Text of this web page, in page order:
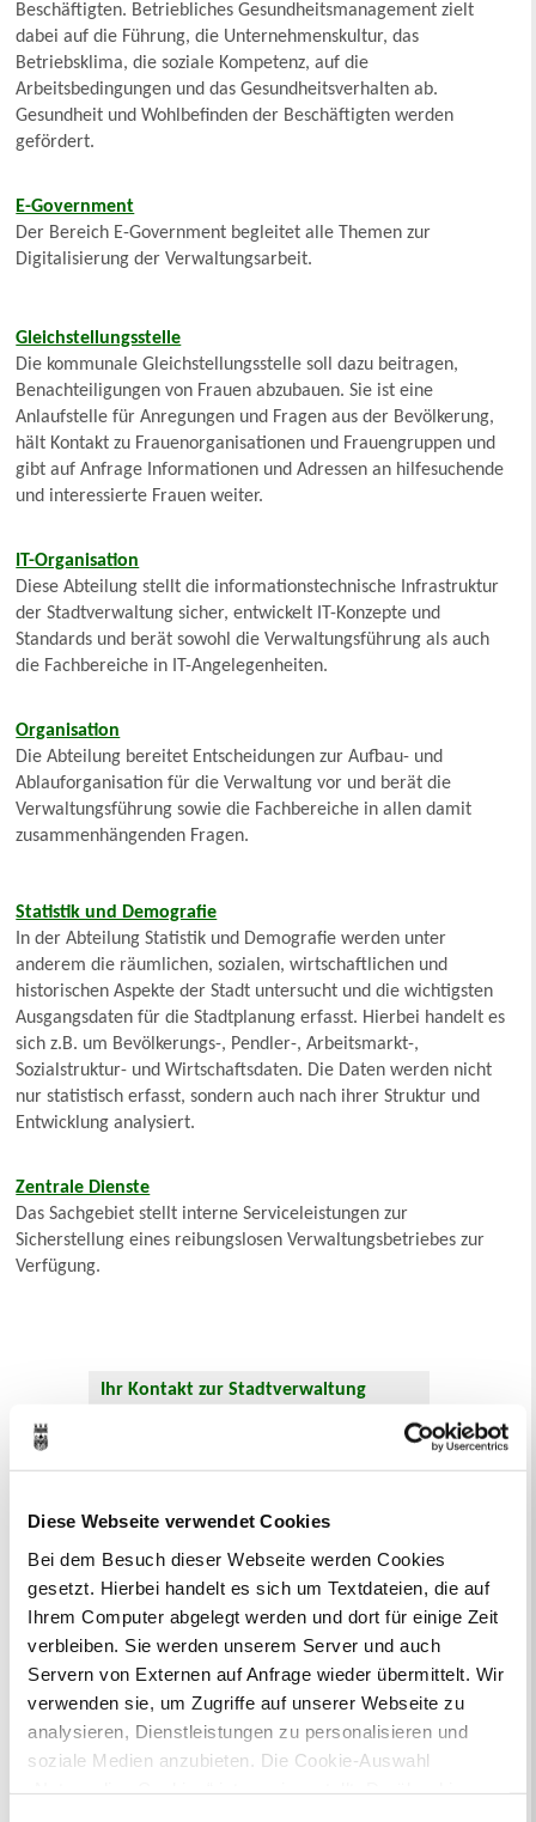
Diese Webseite verwendet Cookies
Bei dem Besuch dieser Webseite werden Cookies
gesetzt. Hierbei handelt es sich um Textdateien, die auf
Ihrem Computer abgelegt werden und dort für einige Zeit
verbleiben. Sie werden unserem Server und auch
Servern von Externen auf Anfrage wieder übermittelt. Wir
verwenden sie, um Zugriffe auf unserer Webseite zu
analysieren, Dienstleistungen zu personalisieren und
soziale Medien anzubieten. Die Cookie-Auswahl
Beschäftigten. Betriebliches Gesundheitsmanagement zielt
dabei auf die Führung, die Unternehmenskultur, das
Betriebsklima, die soziale Kompetenz, auf die
Arbeitsbedingungen und das Gesundheitsverhalten ab.
Gesundheit und Wohlbefinden der Beschäftigten werden
gefördert.
E-Government
Der Bereich E-Government begleitet alle Themen zur
Digitalisierung der Verwaltungsarbeit.
Gleichstellungsstelle
Die kommunale Gleichstellungsstelle soll dazu beitragen,
Benachteiligungen von Frauen abzubauen. Sie ist eine
Anlaufstelle für Anregungen und Fragen aus der Bevölkerung,
hält Kontakt zu Frauenorganisationen und Frauengruppen und
gibt auf Anfrage Informationen und Adressen an hilfesuchende
und interessierte Frauen weiter.
IT-Organisation
Diese Abteilung stellt die informationstechnische Infrastruktur
der Stadtverwaltung sicher, entwickelt IT-Konzepte und
Standards und berät sowohl die Verwaltungsführung als auch
die Fachbereiche in IT-Angelegenheiten.
Organisation
Die Abteilung bereitet Entscheidungen zur Aufbau- und
Ablauforganisation für die Verwaltung vor und berät die
Verwaltungsführung sowie die Fachbereiche in allen damit
zusammenhängenden Fragen.
Statistik und Demografie
In der Abteilung Statistik und Demografie werden unter
anderem die räumlichen, sozialen, wirtschaftlichen und
historischen Aspekte der Stadt untersucht und die wichtigsten
Ausgangsdaten für die Stadtplanung erfasst. Hierbei handelt es
sich z.B. um Bevölkerungs-, Pendler-, Arbeitsmarkt-,
Sozialstruktur- und Wirtschaftsdaten. Die Daten werden nicht
nur statistisch erfasst, sondern auch nach ihrer Struktur und
Entwicklung analysiert.
Zentrale Dienste
Das Sachgebiet stellt interne Serviceleistungen zur
Sicherstellung eines reibungslosen Verwaltungsbetriebes zur
Verfügung.
Ihr Kontakt zur Stadtverwaltung
Online-Terminvergabe
Ausländerangelegenheiten
Beurkundung Vaterschaft, Sorge
und Unterhalt
Gewerbeangelegenheiten
Urkundenservice
Online-Service (Serviceportal)
Kontaktformular
Öffnungszeiten